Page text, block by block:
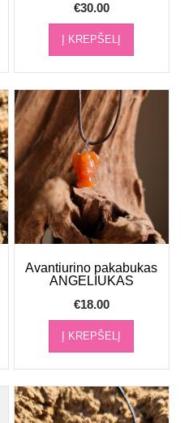
€30.00
Į KREPŠELĮ
Avantiurino pakabukas
ANGELIUKAS
€18.00
Į KREPŠELĮ